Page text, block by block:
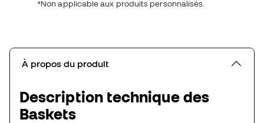
*Non applicable aux produits personnalisés.
À propos du produit
Description technique des
Baskets